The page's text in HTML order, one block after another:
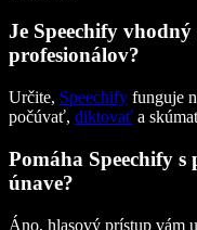
Je Speechify
profesionálov?
Určite, Speechify funguje
počúvať, diktovať a
Pomáha Speechify
únave?
Áno, hlasový prístup vám